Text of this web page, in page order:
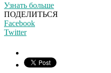
Узнать больше
ПОДЕЛИТЬСЯ
Facebook
Twitter